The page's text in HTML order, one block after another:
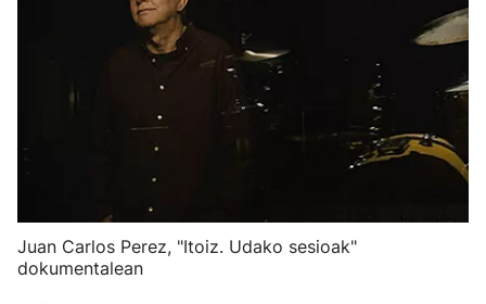
Juan Carlos Perez, "Itoiz. Udako sesioak"
dokumentalean